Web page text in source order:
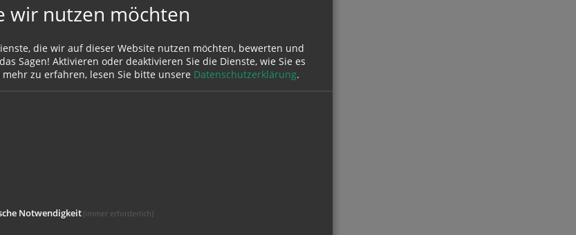
Gottesdiensten oder
ist daher unbedingt
wir nutzen möchten
die wir auf dieser Website nutzen möchten, bewerten und
Sagen! Aktivieren oder deaktivieren Sie die Dienste, wie Sie es
mehr zu erfahren, lesen Sie bitte unsere Datenschutzerklärung.
Notwendigkeit (immer erforderlich)